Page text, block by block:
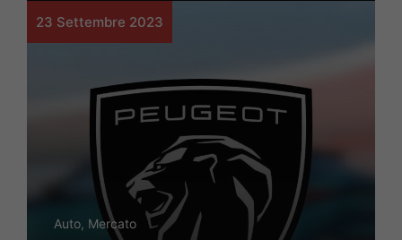
23 Settembre 2023
Auto, Mercato